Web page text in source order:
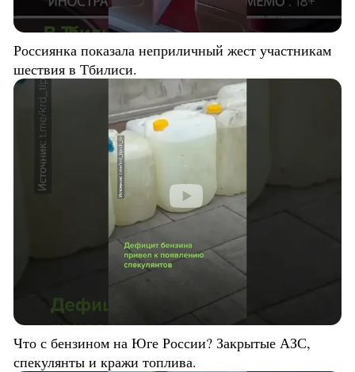
Россиянка показала неприличный жест участникам
шествия в Тбилиси.
Что с бензином на Юге России? Закрытые АЗС,
спекулянты и кражи топлива.